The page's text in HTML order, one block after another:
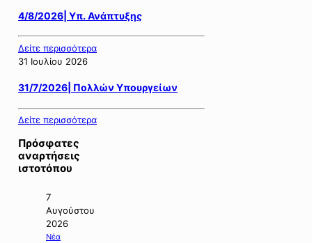
4/8/2026| Υπ. Ανάπτυξης
Δείτε περισσότερα
31 Ιουλίου 2026
31/7/2026| Πολλών Υπουργείων
Δείτε περισσότερα
Πρόσφατες
αναρτήσεις
ιστοτόπου
7
Αυγούστου
2026
Νέα